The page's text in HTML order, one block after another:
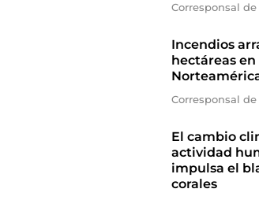
Corresponsal de
Incendios
hectáreas
Corresponsal de
El cambio
actividad
impulsa el
corales